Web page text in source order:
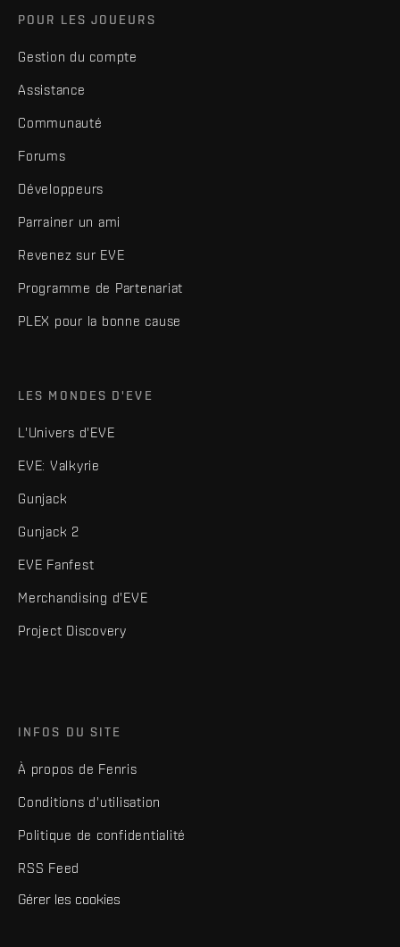
POUR LES JOUEURS
Gestion du compte
Assistance
Communauté
Forums
Développeurs
Parrainer un ami
Revenez sur EVE
Programme de Partenariat
PLEX pour la bonne cause
LES MONDES D'EVE
L'Univers d'EVE
EVE: Valkyrie
Gunjack
Gunjack 2
EVE Fanfest
Merchandising d'EVE
Project Discovery
INFOS DU SITE
À propos de Fenris
Conditions d'utilisation
Politique de confidentialité
RSS Feed
Gérer les cookies